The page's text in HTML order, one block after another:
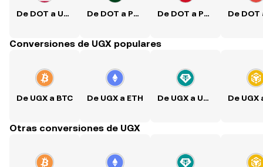
De DOT a USD De DOT a PKR De DOT a PHP
Conversiones de UGX populares
De UGX a BTC De UGX a ETH De UGX a USDT
Otras conversiones de UGX